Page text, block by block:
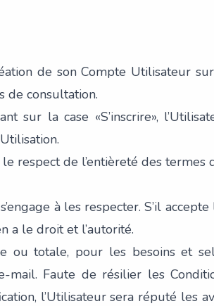
de son Compte Utilisateur
de consultation.
sur la case «S’inscrire»,
respect de l’entièreté des termes
à les respecter. S’il accepte
a le droit et l’autorité.
ou totale, pour les besoins et
mail. Faute de résilier les
l’Utilisateur sera réputé les